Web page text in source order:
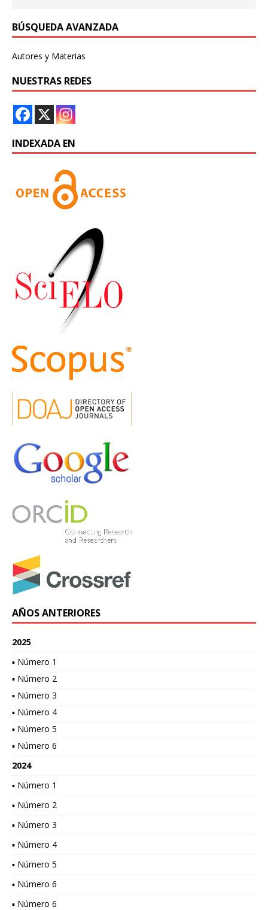
BÚSQUEDA AVANZADA
Autores y Materias
NUESTRAS REDES
INDEXADA EN
AÑOS ANTERIORES
2025
▪ Número 1
▪ Número 2
▪ Número 3
▪ Número 4
▪ Número 5
▪ Número 6
2024
▪ Número 1
▪ Número 2
▪ Número 3
▪ Número 4
▪ Número 5
▪ Número 6
▪ Número 6